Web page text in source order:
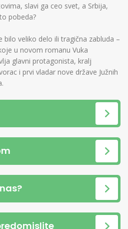
slavi ga ceo svet, a Srbija,
pobeda?
bilo veliko delo ili tragična zabluda –
u novom romanu Vuka
glavni protagonista, kralj
i prvi vladar nove države Južnih